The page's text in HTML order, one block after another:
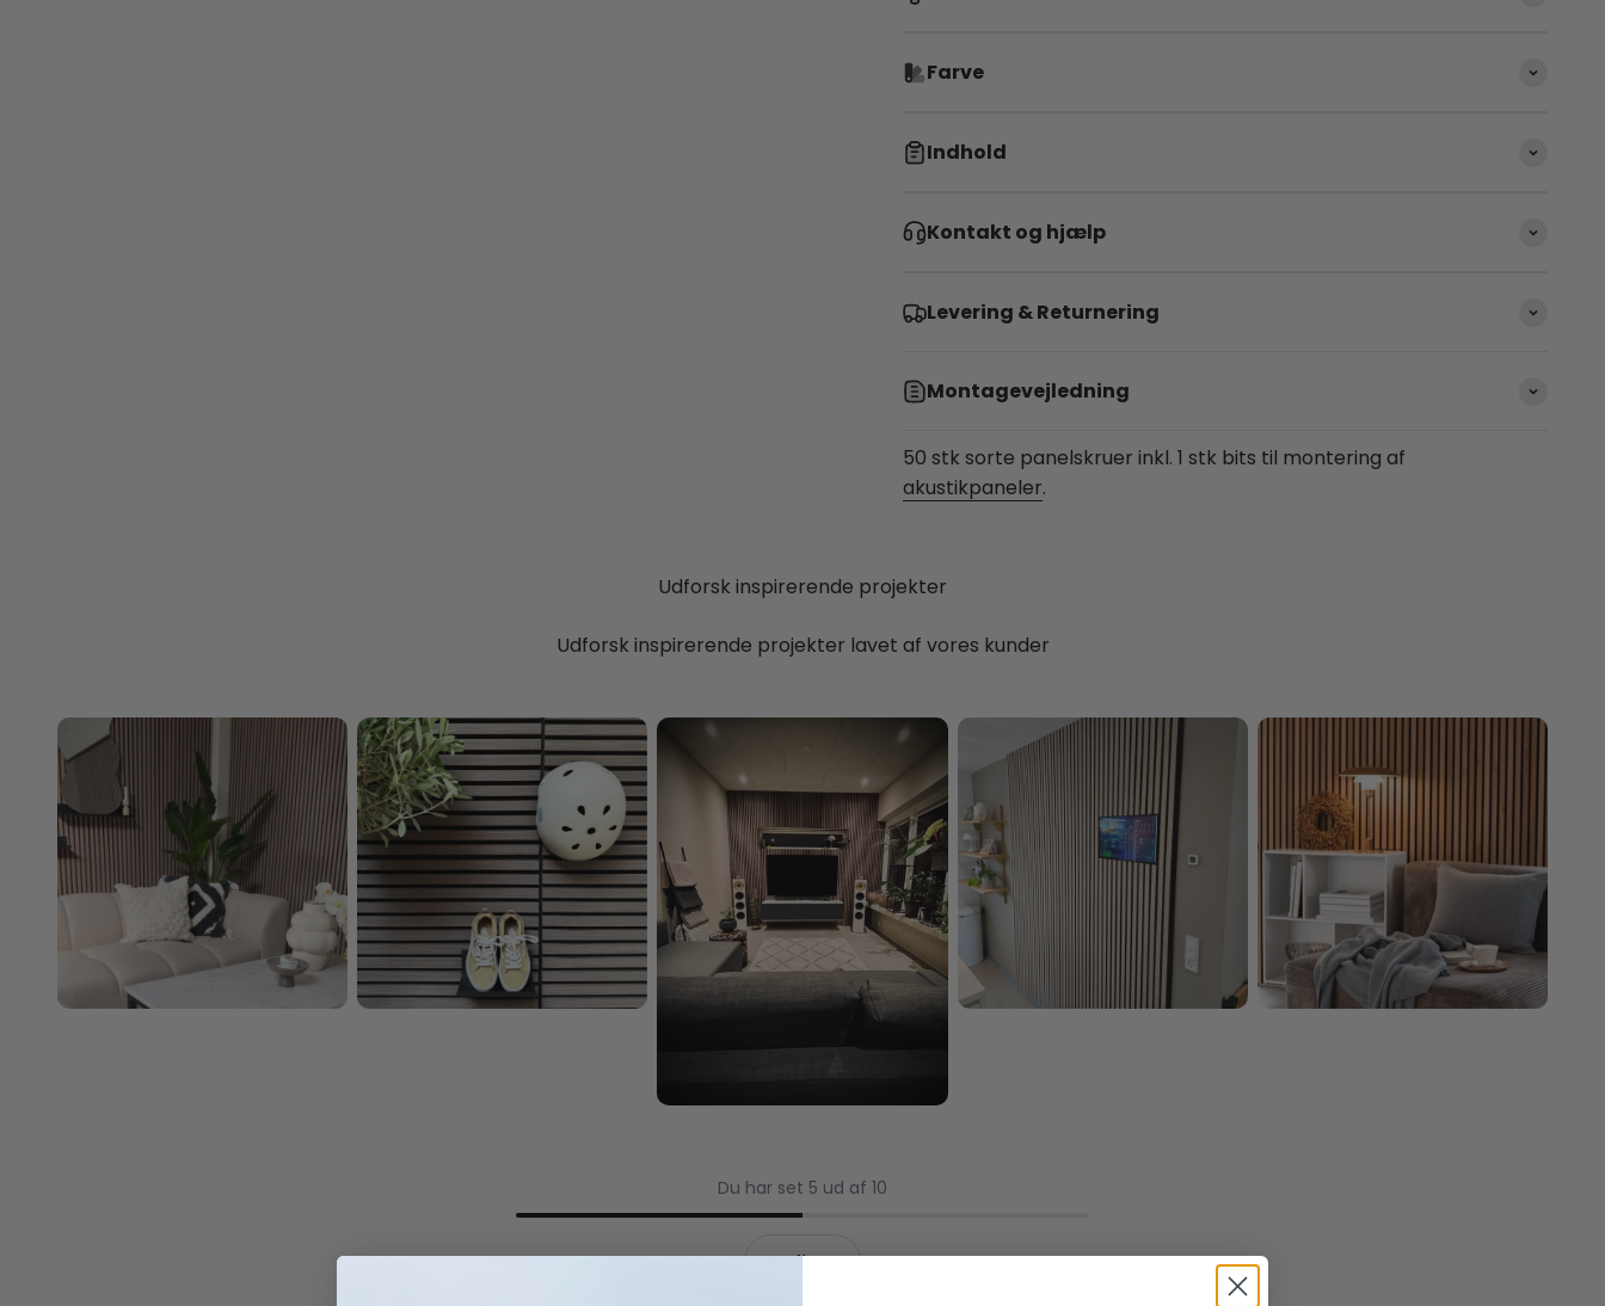
Farve
Indhold
Kontakt og hjælp
Levering & Returnering
Montagevejledning
50 stk sorte panelskruer inkl. 1 stk bits til montering af
akustikpaneler.
Udforsk inspirerende projekter
Udforsk inspirerende projekter lavet af vores kunder
Du har set 5 ud af 10
Se flere